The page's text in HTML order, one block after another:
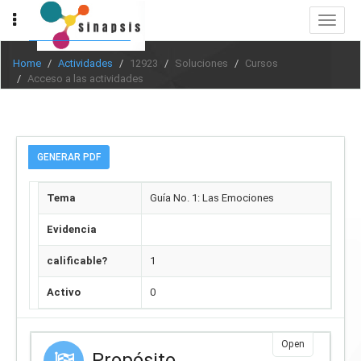
Toggle
Home Actividades 12923 Soluciones
Cursos
Acceso a las actividades
GENERAR PDF
Tema Guía No. 1: Las Emociones
Evidencia
calificable? 1
Activo 0
Open